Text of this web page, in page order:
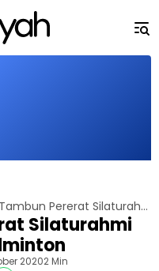
MKAI Tambun Pererat Silaturahmi melalui Badminton
Silaturahmi
20202 Min